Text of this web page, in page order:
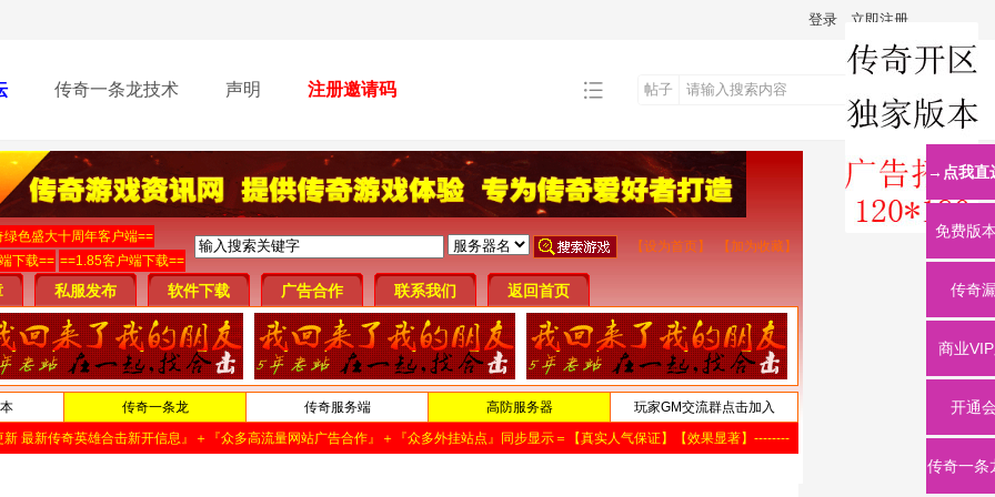
登录 立即注册
传奇一条龙技术 声明 注册邀请码
帖子
搜
索
→点我直
免费版
传奇
商业
开通
传奇一条